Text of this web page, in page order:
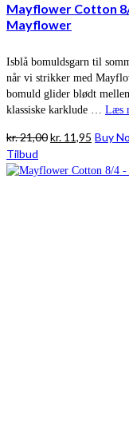
Mayflower Cotton
Mayflower
Isblå bomuldsgarn til
når vi strikker med
bomuld glider blødt
klassiske karklude … Læs
kr.21,00Den
pris
kr. 11,95 Den
pris
Buy
Tilbud